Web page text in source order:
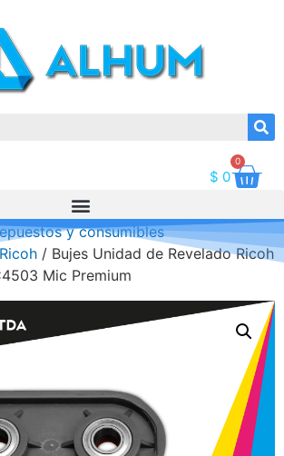
$ 0
0
y consumibles
/ Bujes Unidad de Revelado Ricoh
Mic Premium